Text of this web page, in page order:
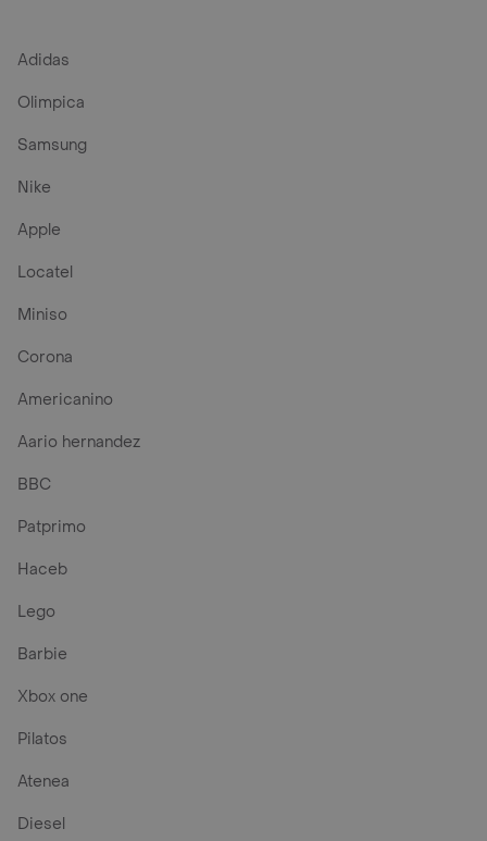
Adidas
Olimpica
Samsung
Nike
Apple
Locatel
Miniso
Corona
Americanino
Aario hernandez
BBC
Patprimo
Haceb
Lego
Barbie
Xbox one
Pilatos
Atenea
Diesel